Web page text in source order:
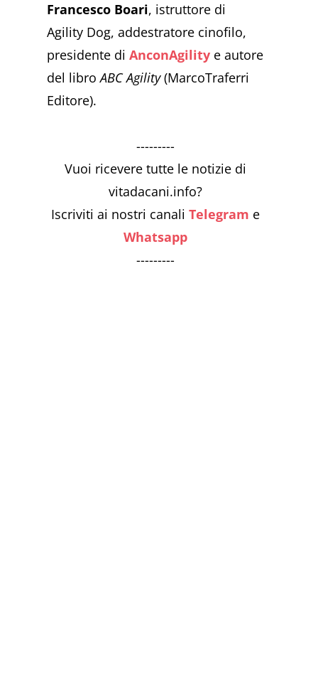
Francesco Boari, istruttore di
Agility Dog, addestratore cinofilo,
presidente diAnconAgility e autore
del libroABC Agility(MarcoTraferri
Editore).
---------
Vuoi ricevere tutte le notizie di
vitadacani.info?
Iscriviti ai nostri canaliTelegram e
Whatsapp
---------